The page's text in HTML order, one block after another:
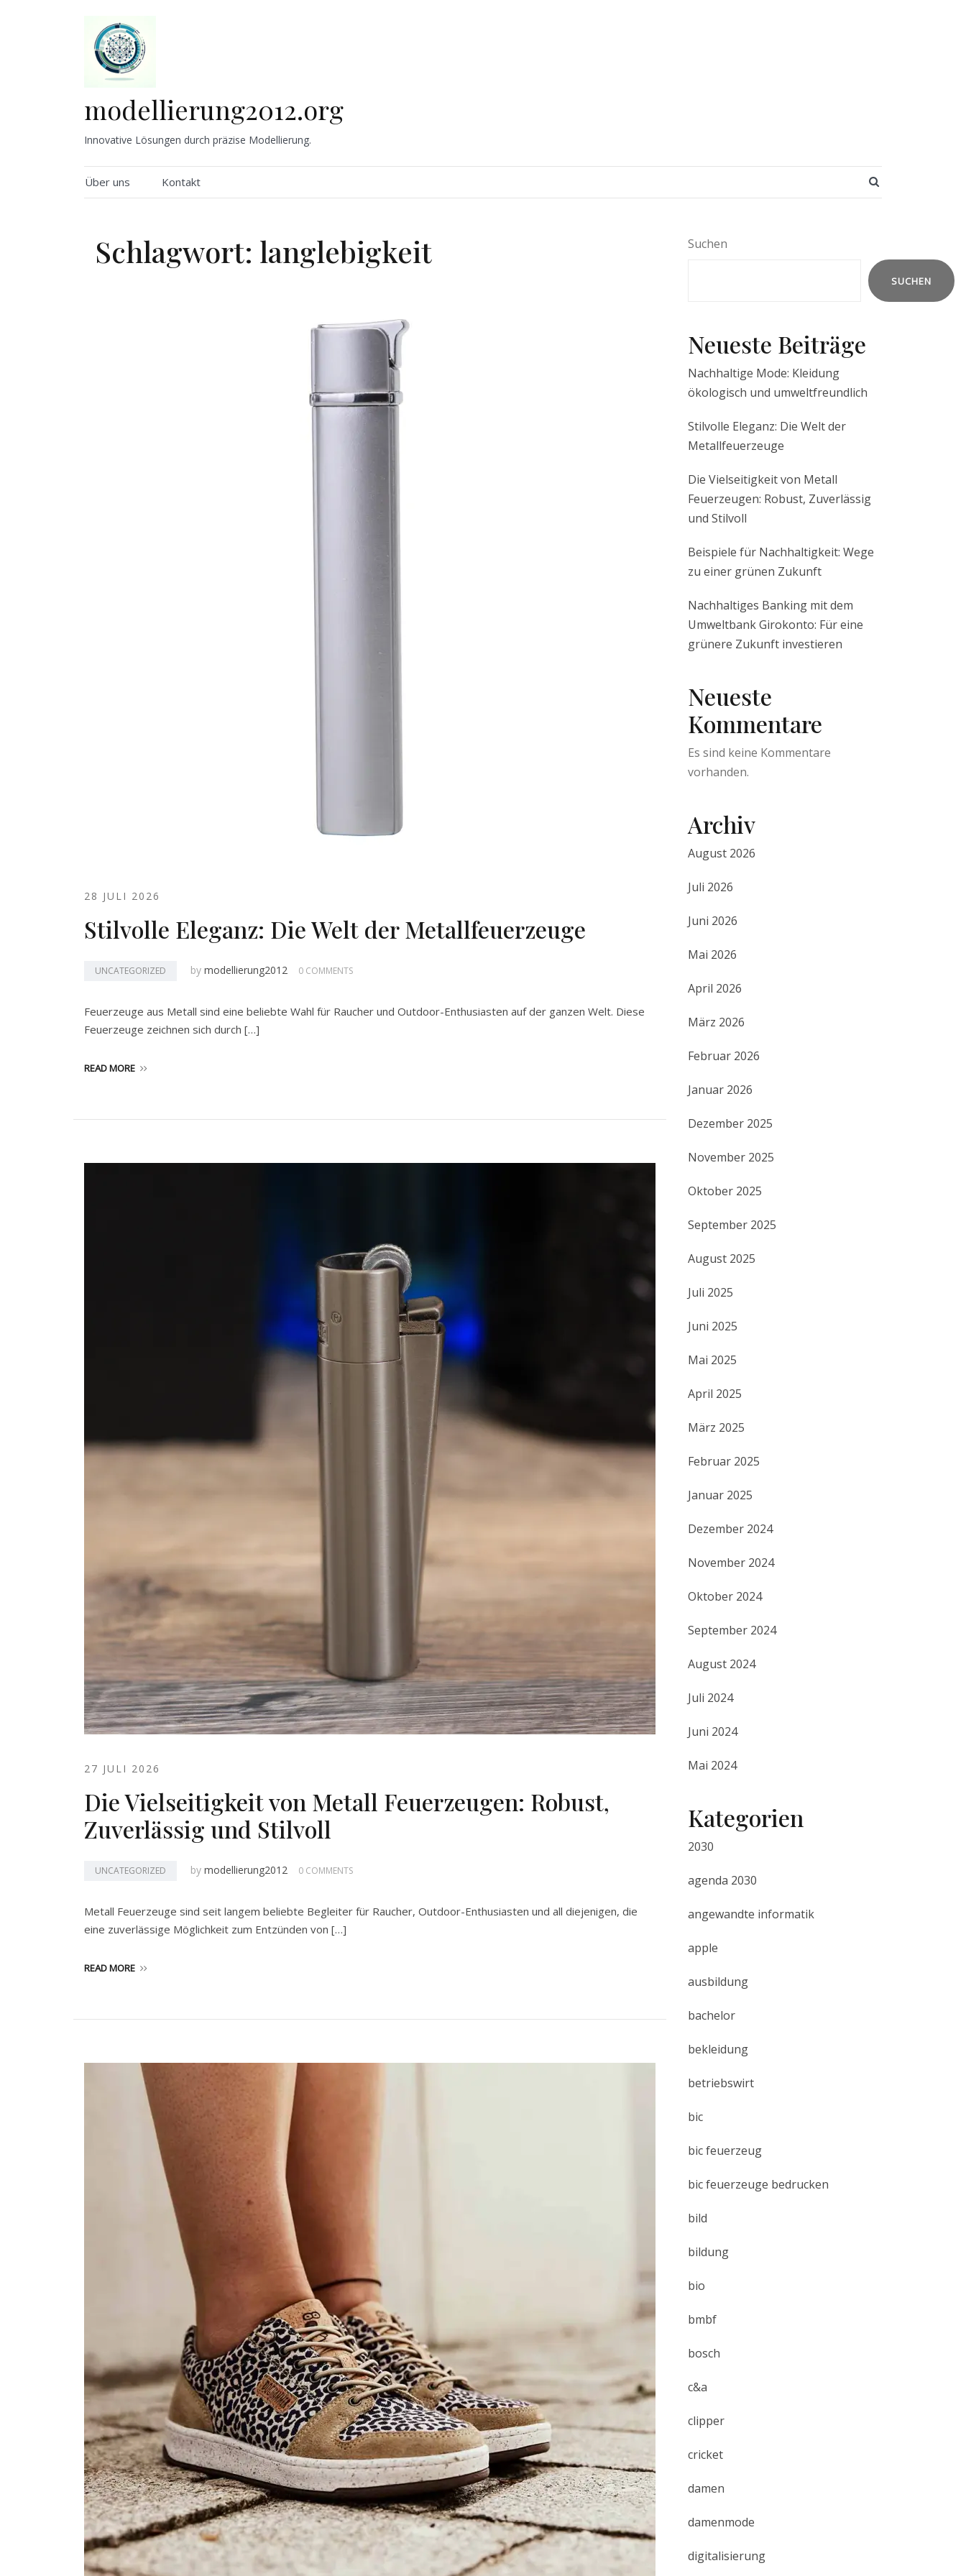
modellierung2012.org
Innovative Lösungen durch präzise Modellierung.
Über uns Kontakt
Schlagwort: langlebigkeit
28 JULI 2026
Stilvolle Eleganz: Die Welt der Metallfeuerzeuge
UNCATEGORIZED by modellierung2012 0 COMMENTS
Feuerzeuge aus Metall sind eine beliebte Wahl für Raucher und Outdoor-Enthusiasten auf der ganzen Welt. Diese
Feuerzeuge zeichnen sich durch […]
READ MORE
27 JULI 2026
Die Vielseitigkeit von Metall Feuerzeugen: Robust,
Zuverlässig und Stilvoll
UNCATEGORIZED by modellierung2012 0 COMMENTS
Metall Feuerzeuge sind seit langem beliebte Begleiter für Raucher, Outdoor-Enthusiasten und all diejenigen, die
eine zuverlässige Möglichkeit zum Entzünden von […]
READ MORE
Suchen
SUCHEN
Neueste Beiträge
Nachhaltige Mode: Kleidung
ökologisch und umweltfreundlich
Stilvolle Eleganz: Die Welt der
Metallfeuerzeuge
Die Vielseitigkeit von Metall
Feuerzeugen: Robust, Zuverlässig
und Stilvoll
Beispiele für Nachhaltigkeit: Wege
zu einer grünen Zukunft
Nachhaltiges Banking mit dem
Umweltbank Girokonto: Für eine
grünere Zukunft investieren
Neueste
Kommentare
Es sind keine Kommentare
vorhanden.
Archiv
August 2026
Juli 2026
Juni 2026
Mai 2026
April 2026
März 2026
Februar 2026
Januar 2026
Dezember 2025
November 2025
Oktober 2025
September 2025
August 2025
Juli 2025
Juni 2025
Mai 2025
April 2025
März 2025
Februar 2025
Januar 2025
Dezember 2024
November 2024
Oktober 2024
September 2024
August 2024
Juli 2024
Juni 2024
Mai 2024
Kategorien
2030
agenda 2030
angewandte informatik
apple
ausbildung
bachelor
bekleidung
betriebswirt
bic
bic feuerzeug
bic feuerzeuge bedrucken
bild
bildung
bio
bmbf
bosch
c&a
clipper
cricket
damen
damenmode
digitalisierung